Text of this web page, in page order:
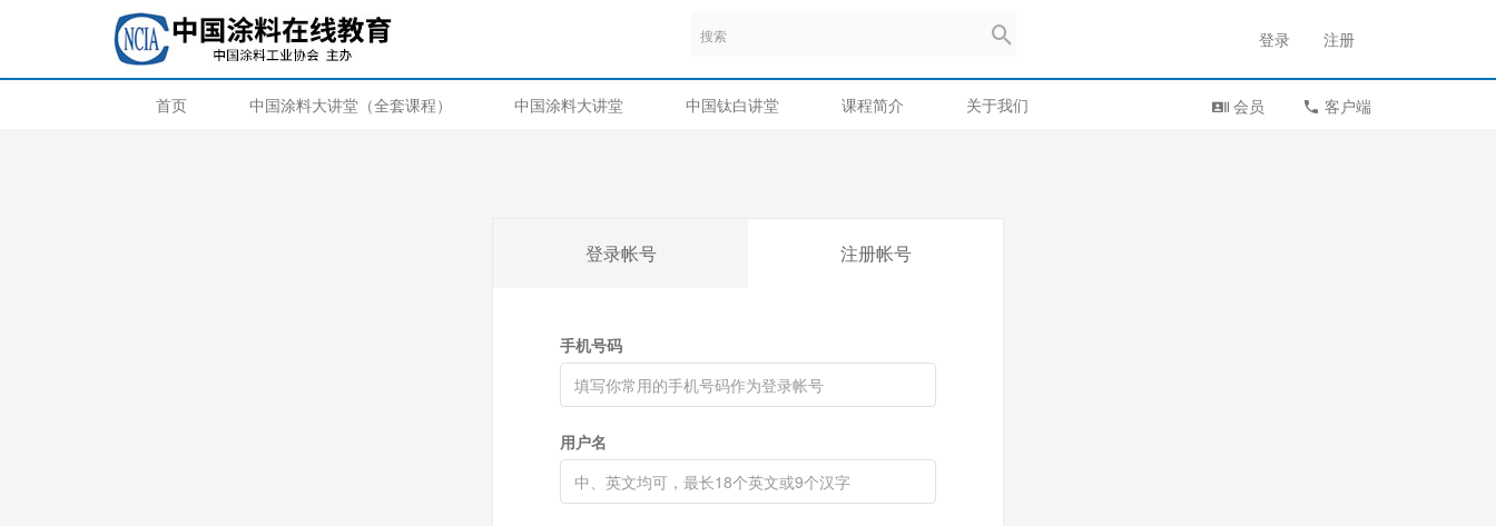
登录 注册
首页 中国涂料大讲堂（全套课程） 中国涂料大讲堂 中国钛白讲堂 课程简介 关于我们 会员 客户端
登录帐号 注册帐号
手机号码
用户名